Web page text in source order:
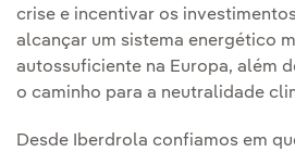
crise e incentivar os
alcançar um sistema energético
autossuficiente na Europa, além
o caminho para a neutralidade
Desde Iberdrola confiamos em